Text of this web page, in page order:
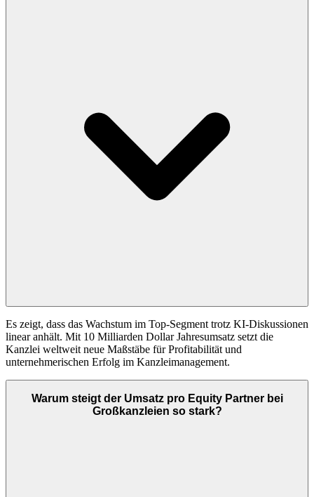
Es zeigt, dass das Wachstum im Top-Segment trotz KI-Diskussionen
linear anhält. Mit 10 Milliarden Dollar Jahresumsatz setzt die
Kanzlei weltweit neue Maßstäbe für Profitabilität und
unternehmerischen Erfolg im Kanzleimanagement.
Warum steigt der Umsatz pro Equity Partner bei
Großkanzleien so stark?